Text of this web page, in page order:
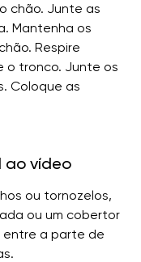
chão. Junte as
Mantenha os
Respire
o tronco. Junte os
Coloque as
ao vídeo
ou tornozelos,
ou um cobertor
a parte de